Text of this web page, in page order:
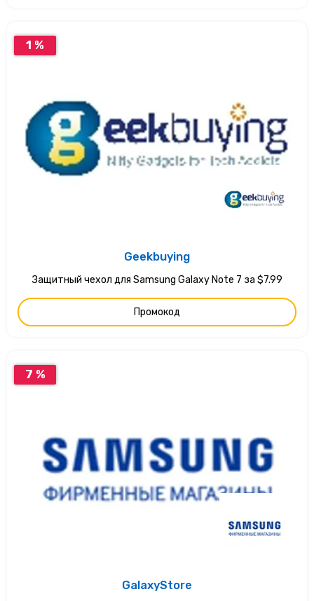
1 %
Geekbuying
Защитный чехол для Samsung Galaxy Note 7 за $7.99
Промокод
7 %
GalaxyStore